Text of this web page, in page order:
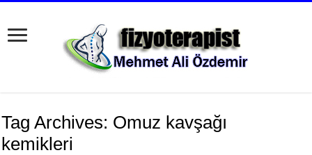
Tag Archives: Omuz kavşağı
kemikleri